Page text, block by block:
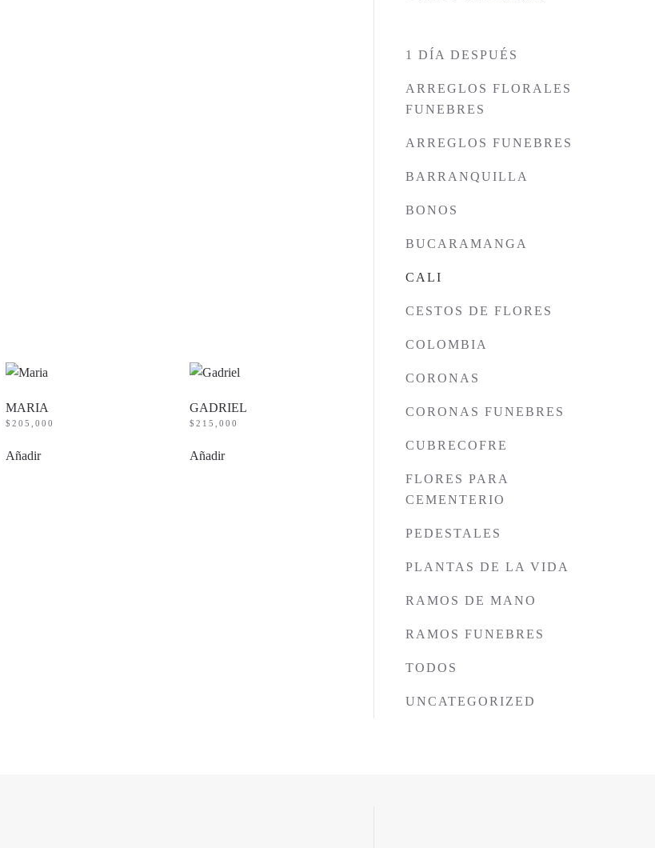
MARIA
$ 205,000
Añadir
GADRIEL
$ 215,000
Añadir
1 DÍA DESPUÉS
ARREGLOS FLORALES
FUNEBRES
ARREGLOS FUNEBRES
BARRANQUILLA
BONOS
BUCARAMANGA
CALI
CESTOS DE FLORES
COLOMBIA
CORONAS
CORONAS FUNEBRES
CUBRECOFRE
FLORES PARA
CEMENTERIO
PEDESTALES
PLANTAS DE LA VIDA
RAMOS DE MANO
RAMOS FUNEBRES
TODOS
UNCATEGORIZED